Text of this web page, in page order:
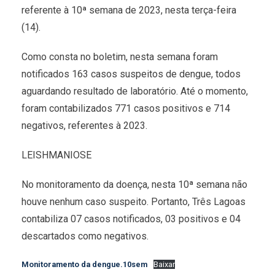
referente à 10ª semana de 2023, nesta terça-feira
(14).
Como consta no boletim, nesta semana foram
notificados 163 casos suspeitos de dengue, todos
aguardando resultado de laboratório. Até o momento,
foram contabilizados 771 casos positivos e 714
negativos, referentes à 2023.
LEISHMANIOSE
No monitoramento da doença, nesta 10ª semana não
houve nenhum caso suspeito. Portanto, Três Lagoas
contabiliza 07 casos notificados, 03 positivos e 04
descartados como negativos.
Monitoramento da dengue.10sem
Baixar